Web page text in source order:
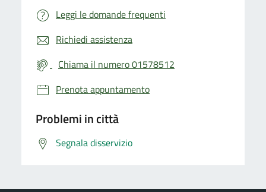
Leggi le domande frequenti
Richiedi assistenza
Chiama il numero 01578512
Prenota appuntamento
Problemi in città
Segnala disservizio